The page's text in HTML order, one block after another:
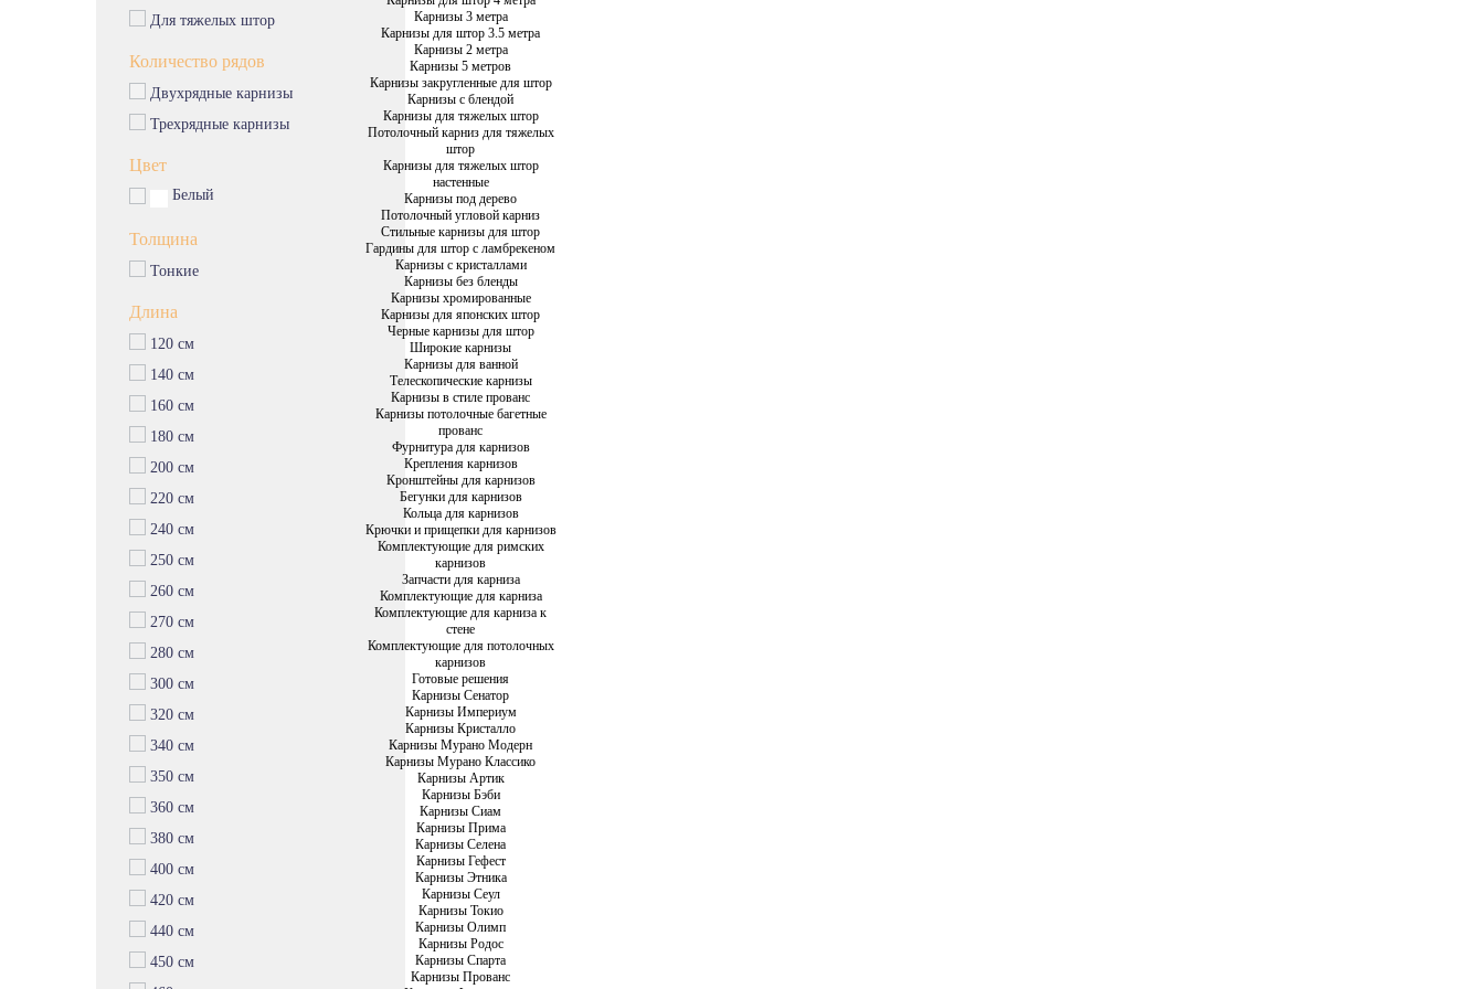
Карнизы 3 метра
Карнизы для штор 3.5 метра
Карнизы 2 метра
Карнизы 5 метров
Карнизы закругленные для штор
Карнизы с блендой
Карнизы для тяжелых штор
Потолочный карниз для тяжелых
штор
Карнизы для тяжелых штор
настенные
Карнизы под дерево
Потолочный угловой карниз
Стильные карнизы для штор
Гардины для штор с ламбрекеном
Карнизы с кристаллами
Карнизы без бленды
Карнизы хромированные
Карнизы для японских штор
Черные карнизы для штор
Широкие карнизы
Карнизы для ванной
Телескопические карнизы
Карнизы в стиле прованс
Карнизы потолочные багетные
прованс
Фурнитура для карнизов
Крепления карнизов
Кронштейны для карнизов
Бегунки для карнизов
Кольца для карнизов
Крючки и прищепки для карнизов
Комплектующие для римских
карнизов
Запчасти для карниза
Комплектующие для карниза
Комплектующие для карниза к
стене
Комплектующие для потолочных
карнизов
Готовые решения
Карнизы Сенатор
Карнизы Империум
Карнизы Кристалло
Карнизы Мурано Модерн
Карнизы Мурано Классико
Карнизы Артик
Карнизы Бэби
Карнизы Сиам
Карнизы Прима
Карнизы Селена
Карнизы Гефест
Карнизы Этника
Карнизы Сеул
Карнизы Токио
Карнизы Олимп
Карнизы Родос
Карнизы Спарта
Карнизы Прованс
Для тяжелых штор
Количество рядов
Двухрядные карнизы
Трехрядные карнизы
Цвет
Белый
Толщина
Тонкие
Длина
120 см
140 см
160 см
180 см
200 см
220 см
240 см
250 см
260 см
270 см
280 см
300 см
320 см
340 см
350 см
360 см
380 см
400 см
420 см
440 см
450 см